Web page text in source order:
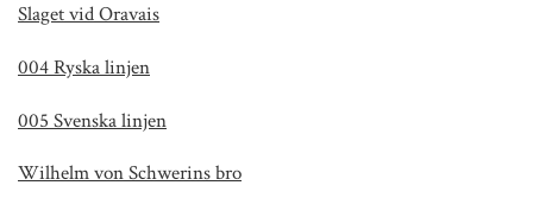
Slaget vid Oravais
004 Ryska linjen
005 Svenska linjen
Wilhelm von Schwerins bro